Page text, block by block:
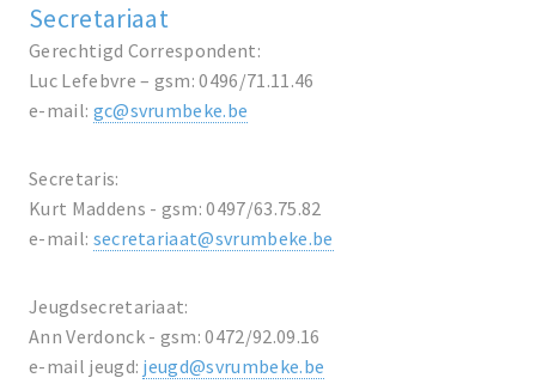
Secretariaat
Gerechtigd Correspondent:
Luc Lefebvre – gsm: 0496/71.11.46
e-mail: gc@svrumbeke.be
Secretaris:
Kurt Maddens - gsm: 0497/63.75.82
e-mail: secretariaat@svrumbeke.be
Jeugdsecretariaat:
Ann Verdonck - gsm: 0472/92.09.16
e-mail jeugd: jeugd@svrumbeke.be